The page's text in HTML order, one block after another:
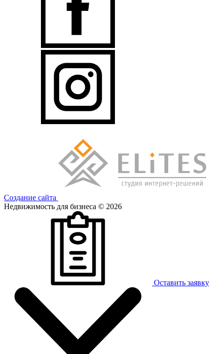
Создание сайта
Недвижимость для бизнеса © 2026
Оставить заявку